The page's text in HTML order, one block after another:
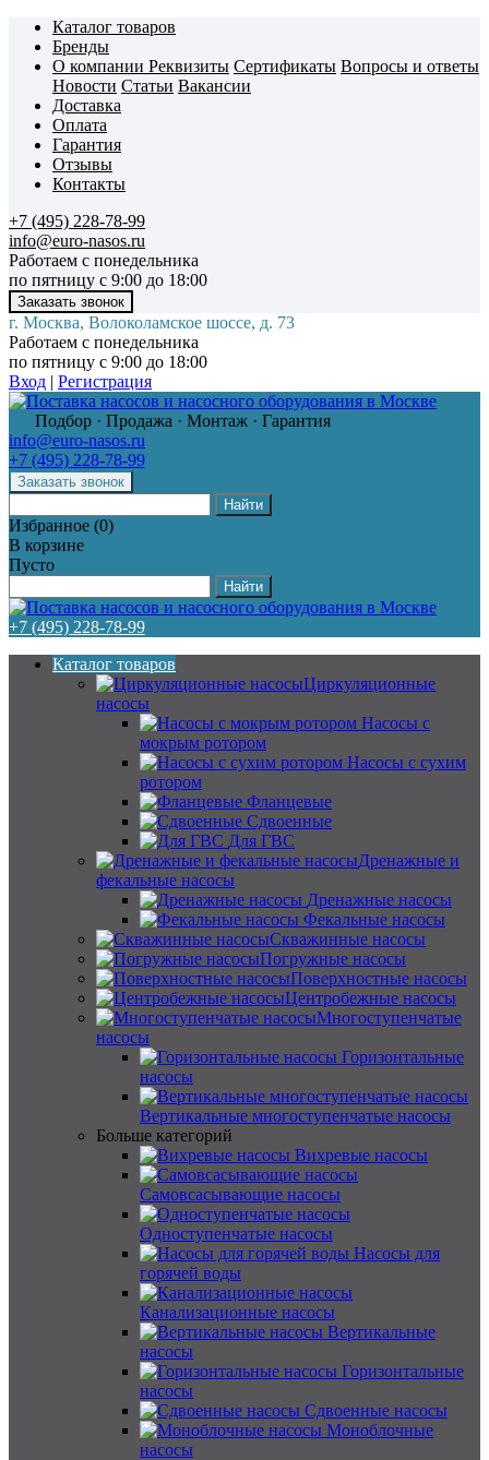
Каталог товаров
Бренды
О компании Реквизиты Сертификаты Вопросы и ответы
Новости Статьи Вакансии
Доставка
Оплата
Гарантия
Отзывы
Контакты
+7 (495) 228-78-99
info@euro-nasos.ru
Работаем с понедельника
по пятницу с 9:00 до 18:00
г. Москва, Волоколамское шоссе, д. 73
Работаем с понедельника
по пятницу с 9:00 до 18:00
Вход | Регистрация
Подбор · Продажа · Монтаж · Гарантия
info@euro-nasos.ru
+7 (495) 228-78-99
Избранное (0)
В корзине
Пусто
+7 (495) 228-78-99
Каталог товаров
Циркуляционные
насосы
Насосы с
мокрым ротором
Насосы с сухим
ротором
Фланцевые
Сдвоенные
Для ГВС
Дренажные и
фекальные насосы
Дренажные насосы
Фекальные насосы
Скважинные насосы
Погружные насосы
Поверхностные насосы
Центробежные насосы
Многоступенчатые
насосы
Горизонтальные
насосы
Вертикальные многоступенчатые насосы
Больше категорий
Вихревые насосы
Самовсасывающие насосы
Одноступенчатые насосы
Насосы для
горячей воды
Канализационные насосы
Вертикальные
насосы
Горизонтальные
насосы
Сдвоенные насосы
Моноблочные
насосы